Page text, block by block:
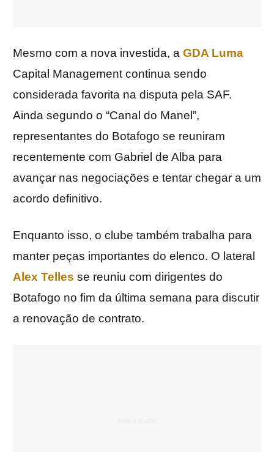
Mesmo com a nova investida, a GDA Luma
Capital Management continua sendo
considerada favorita na disputa pela SAF.
Ainda segundo o “Canal do Manel”,
representantes do Botafogo se reuniram
recentemente com Gabriel de Alba para
avançar nas negociações e tentar chegar a um
acordo definitivo.
Enquanto isso, o clube também trabalha para
manter peças importantes do elenco. O lateral
Alex Telles se reuniu com dirigentes do
Botafogo no fim da última semana para discutir
a renovação de contrato.